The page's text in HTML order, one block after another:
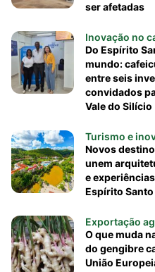
ser afetadas
Inovação no
Do Espírito
mundo:
entre seis
convidados
Vale do Silício
Turismo e
Novos
unem
e
Espírito Santo
Exportação
O que muda
do gengibre
União